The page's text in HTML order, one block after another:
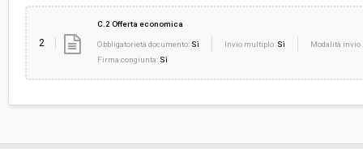
2
C.2 Offerta economica
Obbligatorietà documento: Sì Invio multiplo: Sì
Modalità invio
Firma congiunta: Sì